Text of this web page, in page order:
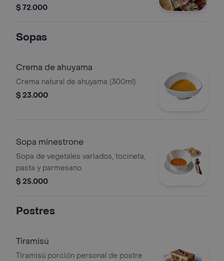
mozzarella, 6 porciones.
$ 72.000
Sopas
Crema de ahuyama
Crema natural de ahuyama (300ml)
$ 23.000
Sopa minestrone
Sopa de vegetales variados, tocineta,
pasta y parmesano.
$ 25.000
Postres
Tiramisú
Tiramisú porción personal de postre